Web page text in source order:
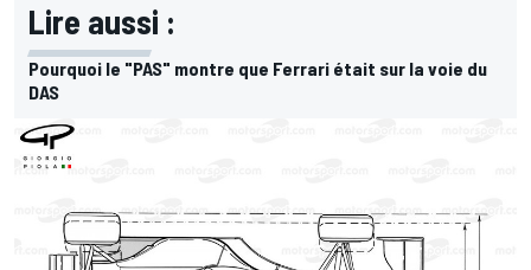
Lire aussi :
Pourquoi le "PAS" montre que Ferrari était sur la voie du
DAS